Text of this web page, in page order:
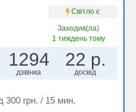
Світло є
Заходив(ла)
1 тиждень тому
1294
дзвінка
22 р.
досвід
300 грн. / 15 мин.